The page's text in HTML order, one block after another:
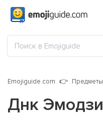
Emojiguide.com Предметы
Днк Эмодзи